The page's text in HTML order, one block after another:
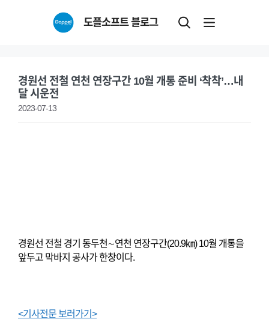
도플소프트 블로그
경원선 전철 연천 연장구간 10월 개통 준비 ‘착착’…내
달 시운전
2023-07-13
경원선 전철 경기 동두천∼연천 연장구간(20.9㎞) 10월 개통을
앞두고 막바지 공사가 한창이다.
<기사전문 보러가기>